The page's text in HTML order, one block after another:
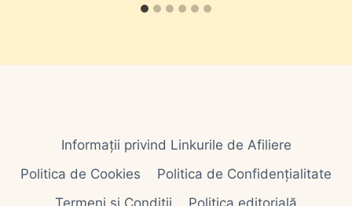
Informații privind Linkurile de Afiliere
Politica de Cookies
Politica de Confidențialitate